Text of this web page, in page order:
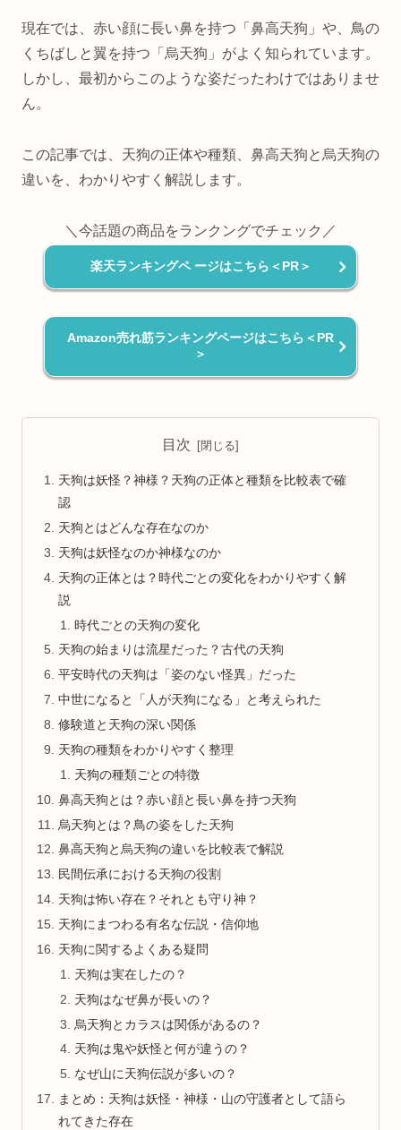
現在では、赤い顔に長い鼻を持つ「鼻高天狗」や、鳥の
くちばしと翼を持つ「烏天狗」がよく知られています。
しかし、最初からこのような姿だったわけではありませ
ん。
この記事では、天狗の正体や種類、鼻高天狗と烏天狗の
違いを、わかりやすく解説します。
＼今話題の商品をランクングでチェック／
楽天ランキングペ ージはこちら＜PR＞
Amazon売れ筋ランキングページはこちら＜PR
＞
目次
天狗は妖怪？神様？天狗の正体と種類を比較表で確
認
天狗とはどんな存在なのか
天狗は妖怪なのか神様なのか
天狗の正体とは？時代ごとの変化をわかりやすく解
説
時代ごとの天狗の変化
天狗の始まりは流星だった？古代の天狗
平安時代の天狗は「姿のない怪異」だった
中世になると「人が天狗になる」と考えられた
修験道と天狗の深い関係
天狗の種類をわかりやすく整理
天狗の種類ごとの特徴
鼻高天狗とは？赤い顔と長い鼻を持つ天狗
烏天狗とは？鳥の姿をした天狗
鼻高天狗と烏天狗の違いを比較表で解説
民間伝承における天狗の役割
天狗は怖い存在？それとも守り神？
天狗にまつわる有名な伝説・信仰地
天狗に関するよくある疑問
天狗は実在したの？
天狗はなぜ鼻が長いの？
烏天狗とカラスは関係があるの？
天狗は鬼や妖怪と何が違うの？
なぜ山に天狗伝説が多いの？
まとめ：天狗は妖怪・神様・山の守護者として語ら
れてきた存在